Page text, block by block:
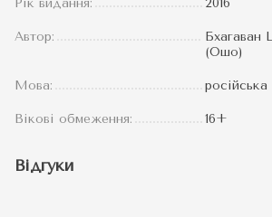
Рік видання: 2016
Автор:
Бхагаван
(Ошо)
Мова: російська
Вікові обмеження: 16+
Відгуки